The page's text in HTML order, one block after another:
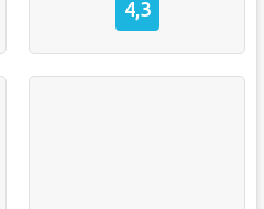
4,3